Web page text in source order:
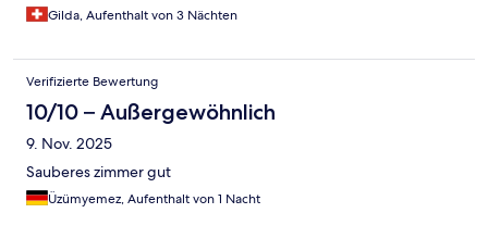
Gilda, Aufenthalt von 3 Nächten
Verifizierte Bewertung
10/10 – Außergewöhnlich
9. Nov. 2025
Sauberes zimmer gut
Üzümyemez, Aufenthalt von 1 Nacht